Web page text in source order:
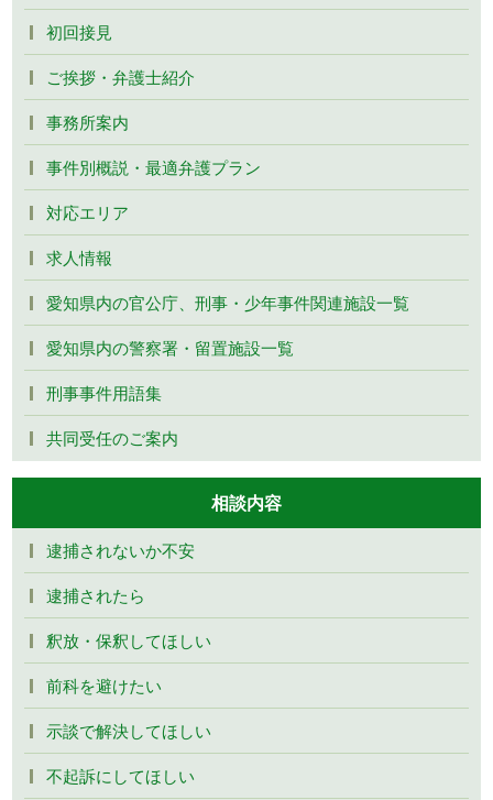
初回接見
ご挨拶・弁護士紹介
事務所案内
事件別概説・最適弁護プラン
対応エリア
求人情報
愛知県内の官公庁、刑事・少年事件関連施設一覧
愛知県内の警察署・留置施設一覧
刑事事件用語集
共同受任のご案内
相談内容
逮捕されないか不安
逮捕されたら
釈放・保釈してほしい
前科を避けたい
示談で解決してほしい
不起訴にしてほしい